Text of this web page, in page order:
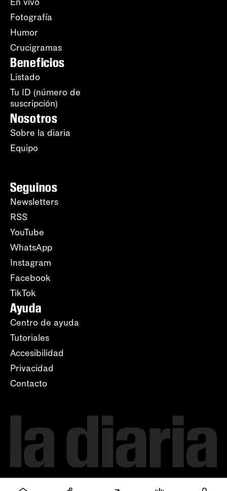
Fotografía
Humor
Crucigramas
Beneficios
Listado
Tu ID (número de
suscripción)
Nosotros
Sobre la diaria
Equipo
Seguinos
Newsletters
RSS
YouTube
WhatsApp
Instagram
Facebook
TikTok
Ayuda
Centro de ayuda
Tutoriales
Accesibilidad
Privacidad
Contacto